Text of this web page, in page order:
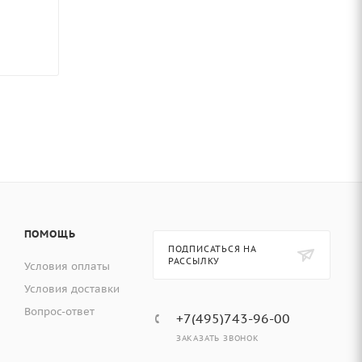
ПОМОЩЬ
Условия оплаты
Условия доставки
Вопрос-ответ
ПОДПИСАТЬСЯ НА
РАССЫЛКУ
+7(495)743-96-00
ЗАКАЗАТЬ ЗВОНОК